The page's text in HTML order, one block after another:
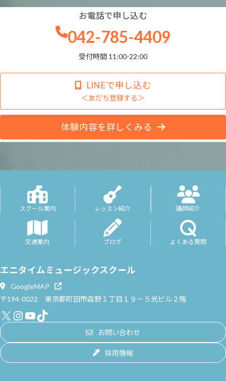
お電話で申し込む
042-785-4409
受付時間 11:00-22:00
LINEで申し込む
＜友だち登録する＞
体験内容を詳しくみる
スクール案内 レッスン紹介 講師紹介
交通案内 ブログ よくある質問
エニタイムミュージックスクール
GoogleMAP
〒194-0022 東京都町田市森野１丁目１９ー５光ビル２階
X Instagram
YouTube
TikTok
お問い合わせ
採用情報